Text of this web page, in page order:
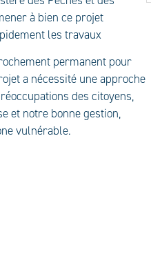
à bien ce projet
les travaux
permanent pour
a nécessité une approche
des citoyens,
et notre bonne gestion,
vulnérable.